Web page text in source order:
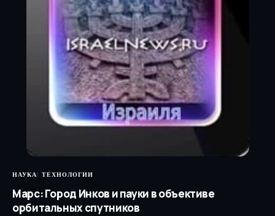
НАУКА ТЕХНОЛОГИИ
Марс: Город Инков и пауки в объективе
орбитальных спутников